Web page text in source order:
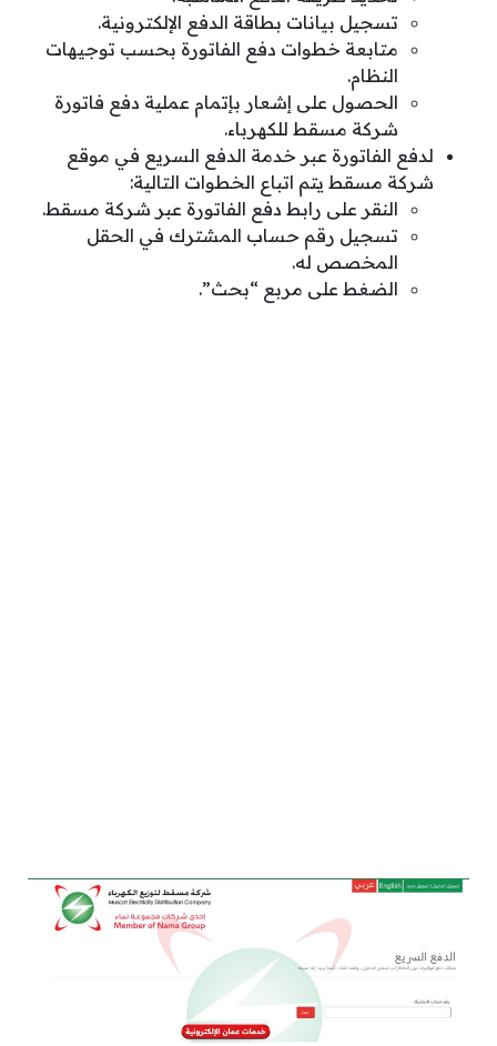
تسجيل بيانات بطاقة الدفع الإلكترونية.
متابعة خطوات دفع الفاتورة بحسب توجيهات
النظام.
الحصول على إشعار بإتمام عملية دفع فاتورة
شركة مسقط للكهرباء.
لدفع الفاتورة عبر خدمة الدفع السريع في موقع
شركة مسقط يتم اتباع الخطوات التالية:
النقر على رابط دفع الفاتورة عبر شركة مسقط.
تسجيل رقم حساب المشترك في الحقل
المخصص له.
الضغط على مربع “بحث”.